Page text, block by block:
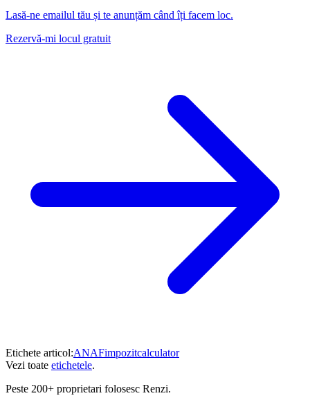
Lasă-ne emailul tău și te anunțăm când îți facem loc.
Rezervă-mi locul gratuit
Etichete articol:ANAFimpozitcalculator
Vezi toate etichetele.
Peste 200+ proprietari folosesc Renzi.